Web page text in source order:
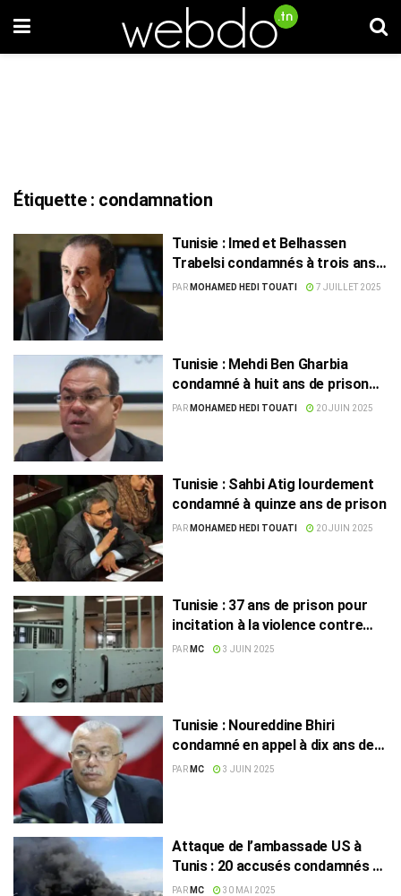
Étiquette : condamnation
Tunisie : Imed et Belhassen
Trabelsi condamnés à trois ans
de prison
PAR MOHAMED HEDI TOUATI 7 JUILLET 2025
Tunisie : Mehdi Ben Gharbia
condamné à huit ans de prison
pour corruption financière
PAR MOHAMED HEDI TOUATI 20 JUIN 2025
Tunisie : Sahbi Atig lourdement
condamné à quinze ans de prison
PAR MOHAMED HEDI TOUATI 20 JUIN 2025
Tunisie : 37 ans de prison pour
incitation à la violence contre
une députée
PAR MC 3 JUIN 2025
Tunisie : Noureddine Bhiri
condamné en appel à dix ans de
prison
PAR MC 3 JUIN 2025
Attaque de l’ambassade US à
Tunis : 20 accusés condamnés à
8 ans et 3 mois de prison
PAR MC 30 MAI 2025